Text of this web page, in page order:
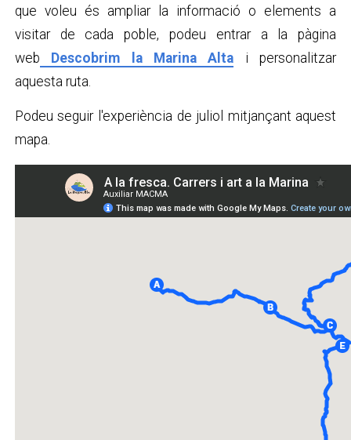
que voleu és ampliar la informació o elements a
visitar de cada poble, podeu entrar a la pàgina
web
Descobrim la Marina Alta i personalitzar
aquesta ruta.
Podeu seguir l'experiència de juliol mitjançant aquest
mapa.